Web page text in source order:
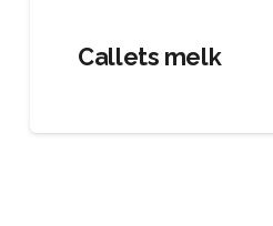
Callets melk